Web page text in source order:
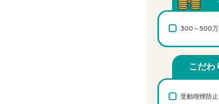
300～500
こだわ
受動喫煙防